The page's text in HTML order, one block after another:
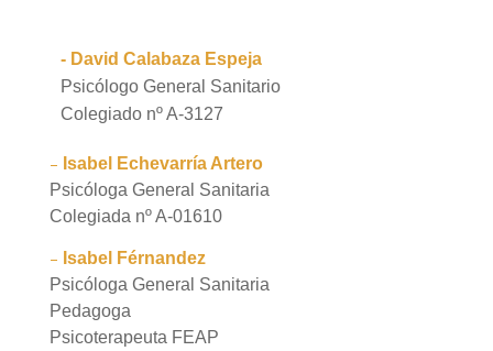
- David Calabaza Espeja
Psicólogo General Sanitario
Colegiado nº A-3127
– Isabel Echevarría Artero
Psicóloga General Sanitaria
Colegiada nº A-01610
– Isabel Férnandez
Psicóloga General Sanitaria
Pedagoga
Psicoterapeuta FEAP